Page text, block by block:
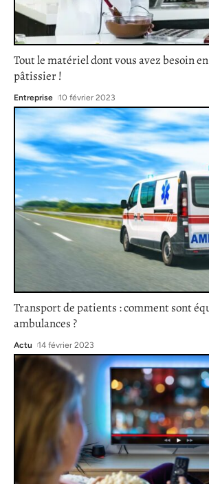
Tout le matériel dont vous avez besoin
pâtissier !
Entreprise 10 février 2023
Transport de patients : comment sont
ambulances ?
Actu 14 février 2023